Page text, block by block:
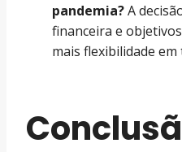
pandemia?A
financeira e
mais flexibilidade